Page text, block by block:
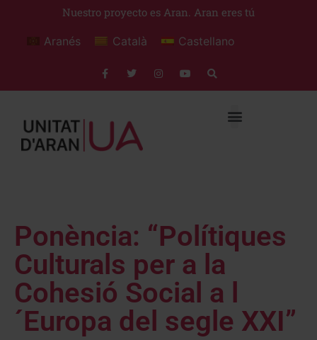
Nuestro proyecto es Aran. Aran eres tú
Aranés Català Castellano
Ponència: “Polítiques
Culturals per a la
Cohesió Social a l
´Europa del segle XXI”